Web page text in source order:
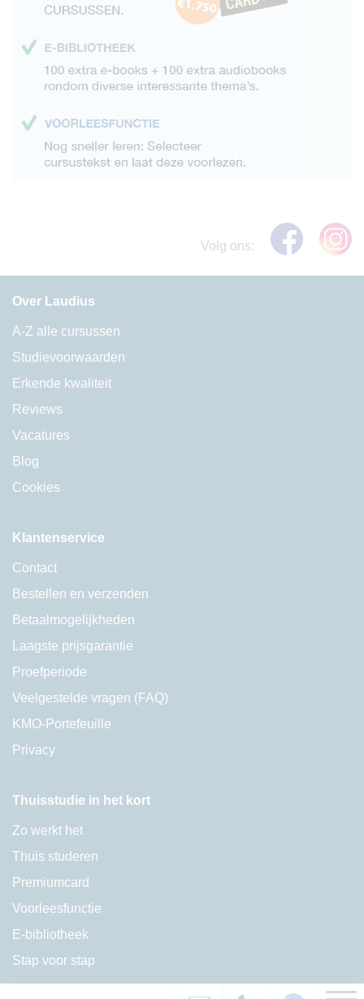
Volg ons:
Over Laudius
A-Z alle cursussen
Studievoorwaarden
Erkende kwaliteit
Reviews
Vacatures
Blog
Cookies
Klantenservice
Contact
Bestellen en verzenden
Betaalmogelijkheden
Laagste prijsgarantie
Proefperiode
Veelgestelde vragen (FAQ)
KMO-Portefeuille
Privacy
Thuisstudie in het kort
Zo werkt het
Thuis studeren
Premiumcard
Voorleesfunctie
E-bibliotheek
Stap voor stap